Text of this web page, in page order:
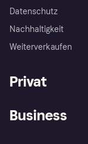
Datenschutz
Nachhaltigkeit
Weiterverkaufen
Privat
Business